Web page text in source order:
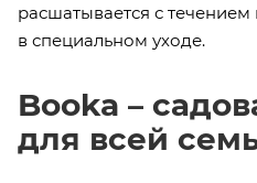
расшатывается с
в специальном уходе.
Booka –
для всей